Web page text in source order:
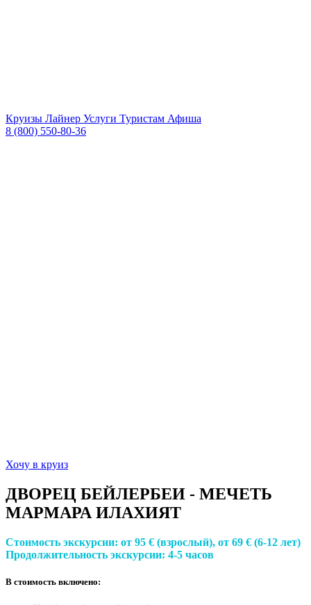
Круизы Лайнер Услуги Туристам Афиша
8 (800) 550-80-36
Хочу в круиз
ДВОРЕЦ БЕЙЛЕРБЕИ - МЕЧЕТЬ
МАРМАРА ИЛАХИЯТ
Стоимость экскурсии: от 95 € (взрослый), от 69 € (6-12 лет)
Продолжительность экскурсии: 4-5 часов
В стоимость включено: